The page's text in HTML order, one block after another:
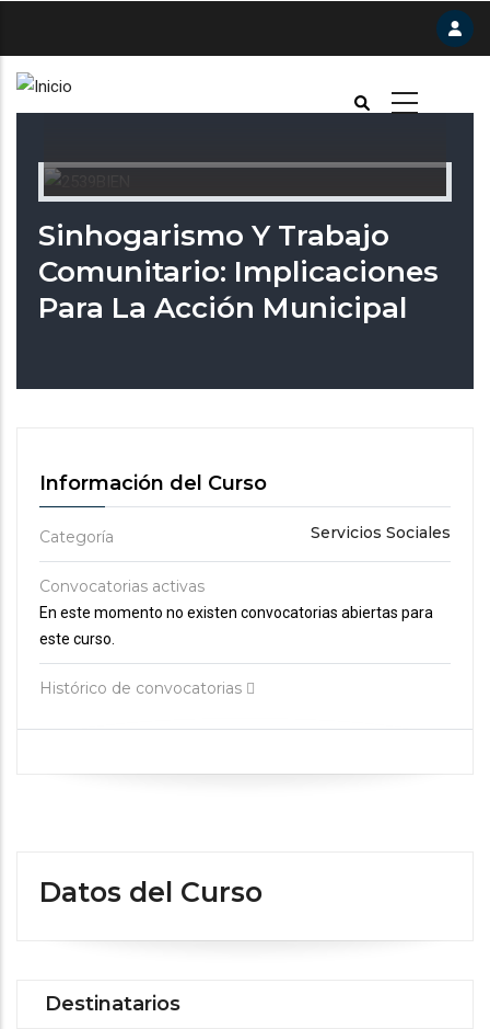
contenido
Sinhogarismo Y Trabajo
Comunitario: Implicaciones
Para La Acción Municipal
Información del Curso
Categoría Servicios Sociales
Convocatorias activas
En este momento no existen convocatorias abiertas para
este curso.
Histórico de convocatorias
Datos del Curso
Destinatarios